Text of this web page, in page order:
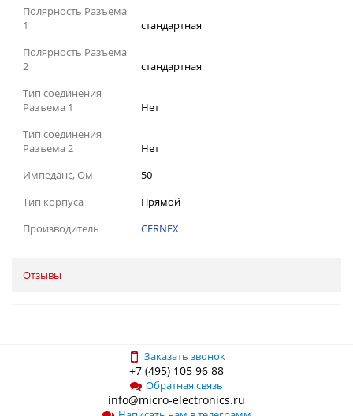
Полярность Разъема
1
стандартная
Полярность Разъема
2
стандартная
Тип соединения
Разъема 1
Нет
Тип соединения
Разъема 2
Нет
Импеданс, Ом
50
Тип корпуса
Прямой
Производитель
CERNEX
Отзывы
Заказать звонок
+7 (495) 105 96 88
Обратная связь
info@micro-electronics.ru